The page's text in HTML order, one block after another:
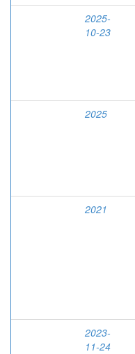
2025-
10-23
2025
2021
2023-
11-24